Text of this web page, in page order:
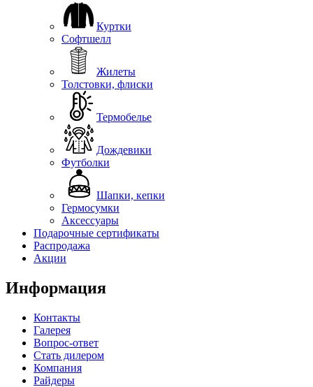
Куртки
Софтшелл
Жилеты
Толстовки, флиски
Термобелье
Дождевики
Футболки
Шапки, кепки
Гермосумки
Аксессуары
Подарочные сертификаты
Распродажа
Акции
Информация
Контакты
Галерея
Вопрос-ответ
Стать дилером
Компания
Райдеры